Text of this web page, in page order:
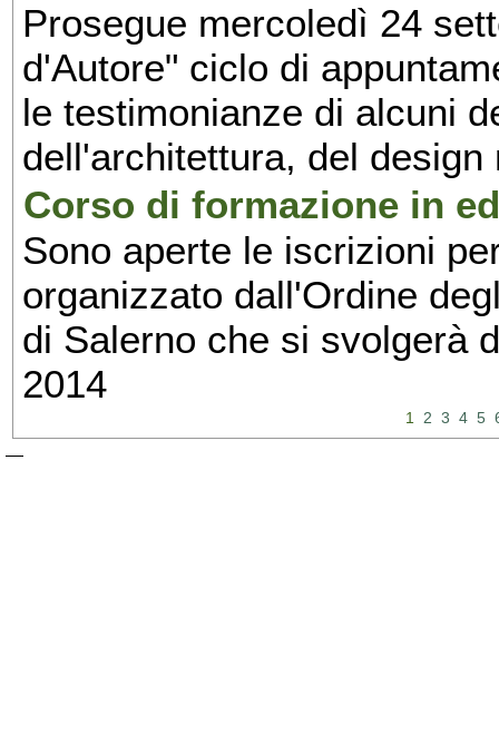
Prosegue mercoledì 24
d'Autore" ciclo di
le testimonianze di alcuni
dell'architettura, del
Corso di formazione in
Sono aperte le iscrizioni
organizzato dall'Ordine
di Salerno che si svolgerà
2014
1 2 3 4 5